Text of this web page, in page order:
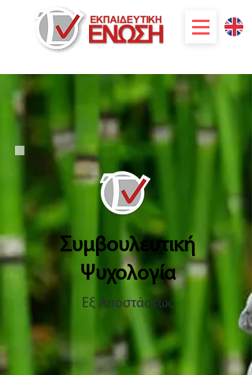
Συμβουλευτική
Ψυχολογία
Εξ Αποστάσεως